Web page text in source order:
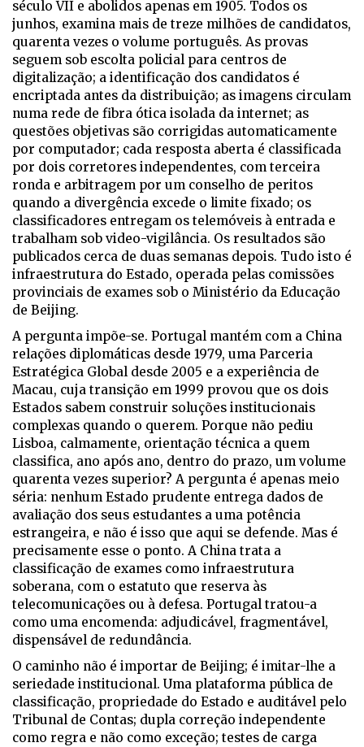
século VII e abolidos apenas em 1905. Todos os
junhos, examina mais de treze milhões de candidatos,
quarenta vezes o volume português. As provas
seguem sob escolta policial para centros de
digitalização; a identificação dos candidatos é
encriptada antes da distribuição; as imagens circulam
numa rede de fibra ótica isolada da internet; as
questões objetivas são corrigidas automaticamente
por computador; cada resposta aberta é classificada
por dois corretores independentes, com terceira
ronda e arbitragem por um conselho de peritos
quando a divergência excede o limite fixado; os
classificadores entregam os telemóveis à entrada e
trabalham sob video-vigilância. Os resultados são
publicados cerca de duas semanas depois. Tudo isto é
infraestrutura do Estado, operada pelas comissões
provinciais de exames sob o Ministério da Educação
de Beijing.
A pergunta impõe-se. Portugal mantém com a China
relações diplomáticas desde 1979, uma Parceria
Estratégica Global desde 2005 e a experiência de
Macau, cuja transição em 1999 provou que os dois
Estados sabem construir soluções institucionais
complexas quando o querem. Porque não pediu
Lisboa, calmamente, orientação técnica a quem
classifica, ano após ano, dentro do prazo, um volume
quarenta vezes superior? A pergunta é apenas meio
séria: nenhum Estado prudente entrega dados de
avaliação dos seus estudantes a uma potência
estrangeira, e não é isso que aqui se defende. Mas é
precisamente esse o ponto. A China trata a
classificação de exames como infraestrutura
soberana, com o estatuto que reserva às
telecomunicações ou à defesa. Portugal tratou-a
como uma encomenda: adjudicável, fragmentável,
dispensável de redundância.
O caminho não é importar de Beijing; é imitar-lhe a
seriedade institucional. Uma plataforma pública de
classificação, propriedade do Estado e auditável pelo
Tribunal de Contas; dupla correção independente
como regra e não como exceção; testes de carga